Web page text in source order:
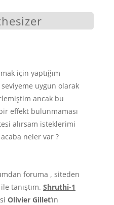
için yaptığım
uygun olarak
ancak bu
effekt bulunmaması
alırsam isteklerimi
neler var ?
foruma , siteden
ile tanıştım. Shruthi-1
Olivier Gillet‘ın